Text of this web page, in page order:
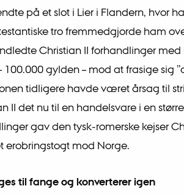
på et slot i Lier i Flandern, hvor
tro fremmedgjorde ham
Christian II forhandlinger
gylden – mod at frasige sig
tidligere havde været årsag til
II det nu til en handelsvare i en
gav den tysk-romerske kejser
erobringstogt mod Norge.
til fange og konverterer igen